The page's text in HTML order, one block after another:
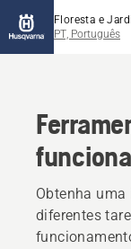
Floresta e
PT, Português
Obtenha
diferentes